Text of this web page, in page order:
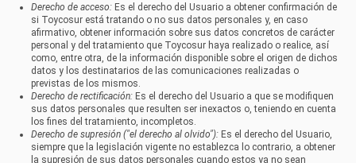
Derecho de acceso: Es el derecho del Usuario a obtener confirmación de
si Toycosur está tratando o no sus datos personales y, en caso
afirmativo, obtener información sobre sus datos concretos de carácter
personal y del tratamiento que Toycosur haya realizado o realice, así
como, entre otra, de la información disponible sobre el origen de dichos
datos y los destinatarios de las comunicaciones realizadas o
previstas de los mismos.
Derecho de rectificación: Es el derecho del Usuario a que se modifiquen
sus datos personales que resulten ser inexactos o, teniendo en cuenta
los fines del tratamiento, incompletos.
Derecho de supresión ("el derecho al olvido"): Es el derecho del Usuario,
siempre que la legislación vigente no establezca lo contrario, a obtener
la supresión de sus datos personales cuando estos ya no sean